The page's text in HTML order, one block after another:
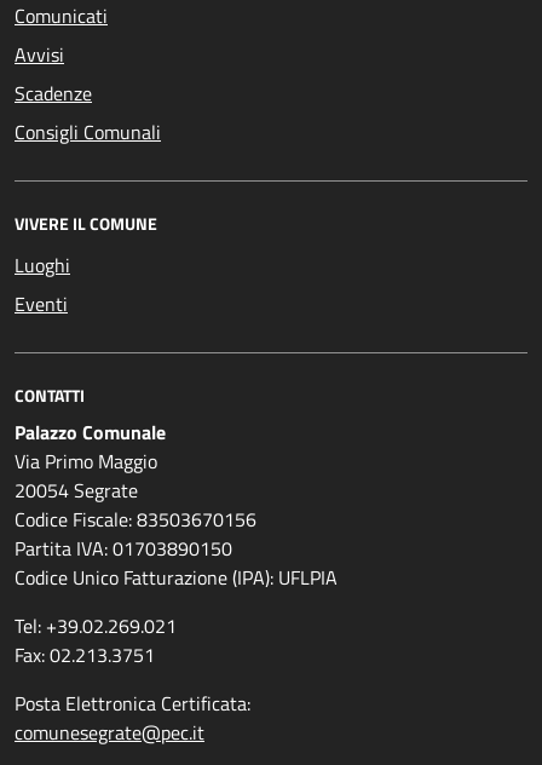
Comunicati
Avvisi
Scadenze
Consigli Comunali
VIVERE IL COMUNE
Luoghi
Eventi
CONTATTI
Palazzo Comunale
Via Primo Maggio
20054 Segrate
Codice Fiscale: 83503670156
Partita IVA: 01703890150
Codice Unico Fatturazione (IPA): UFLPIA
Tel: +39.02.269.021
Fax: 02.213.3751
Posta Elettronica Certificata:
comunesegrate@pec.it